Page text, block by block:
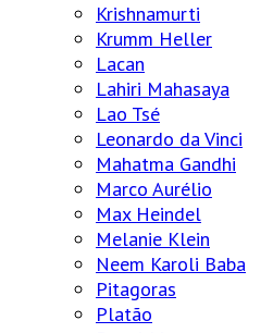
Krishnamurti
Krumm Heller
Lacan
Lahiri Mahasaya
Lao Tsé
Leonardo da Vinci
Mahatma Gandhi
Marco Aurélio
Max Heindel
Melanie Klein
Neem Karoli Baba
Pitagoras
Platão